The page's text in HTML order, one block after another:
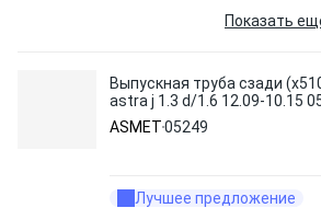
Показать
Выпускная труба сзади
astra j 1.3 d/1.6 12.09-10.15
ASMET05249
Лучшее предложение